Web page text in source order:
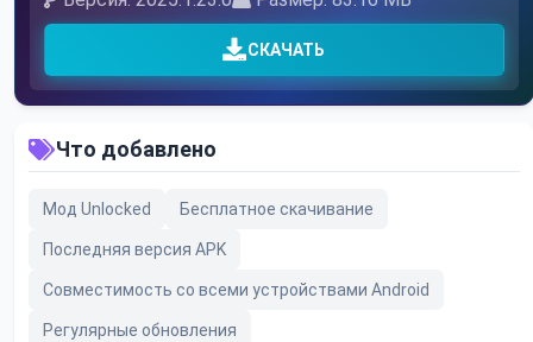
СКАЧАТЬ
Что добавлено
Мод Unlocked Бесплатное скачивание
Последняя версия APK
Совместимость со всеми устройствами Android
Регулярные обновления